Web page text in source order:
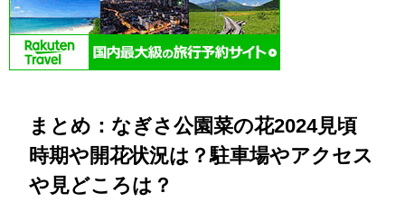
まとめ：なぎさ公園菜の花2024見頃
時期や開花状況は？駐車場やアクセス
や見どころは？